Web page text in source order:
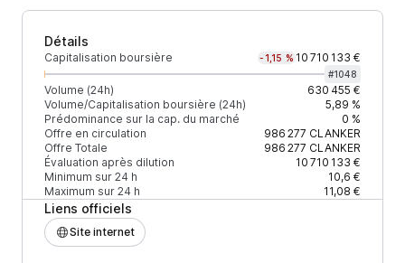
Détails
Capitalisation boursière -1,15 % 10 710 133 €
#1048
Volume (24h)
630 455 €
Volume/Capitalisation boursière (24h)
5,89 %
Prédominance sur la cap. du marché
0 %
Offre en circulation
986 277 CLANKER
Offre Totale
986 277 CLANKER
Évaluation après dilution
10 710 133 €
Minimum sur 24 h
10,6 €
Maximum sur 24 h
11,08 €
Liens officiels
Site internet